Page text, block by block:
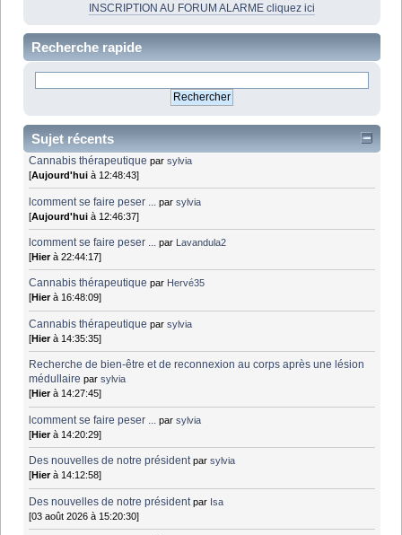
INSCRIPTION AU FORUM ALARME cliquez ici
Recherche rapide
Sujet récents
Cannabis thérapeutique parsylvia
[Aujourd'hui à 12:48:43]
lcomment se faire peser ... parsylvia
[Aujourd'hui à 12:46:37]
lcomment se faire peser ... par Lavandula2
[Hierà 22:44:17]
Cannabis thérapeutique par Hervé35
[Hierà 16:48:09]
Cannabis thérapeutique parsylvia
[Hierà 14:35:35]
Recherche de bien-être et de reconnexion au corps après une lésion
médullaire parsylvia
[Hierà 14:27:45]
lcomment se faire peser ... parsylvia
[Hierà 14:20:29]
Des nouvelles de notre président parsylvia
[Hierà 14:12:58]
Des nouvelles de notre président par Isa
[03 août 2026 à 15:20:30]